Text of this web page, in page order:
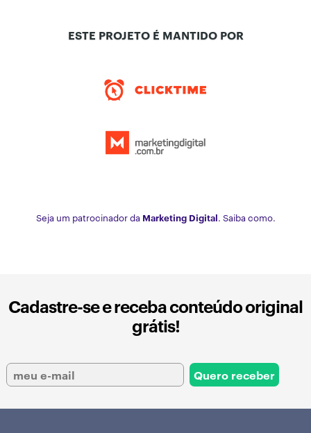
ESTE PROJETO É MANTIDO POR
Seja um patrocinador da Marketing Digital. Saiba como.
Cadastre-se e receba conteúdo original
grátis!